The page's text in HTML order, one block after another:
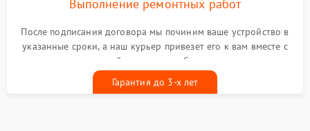
Выполнение ремонтных работ
После подписания договора мы починим ваше устройство в
указанные сроки, а наш курьер привезет его к вам вместе с
гарантийным талоном бесплатно
Гарантия до 3-х лет